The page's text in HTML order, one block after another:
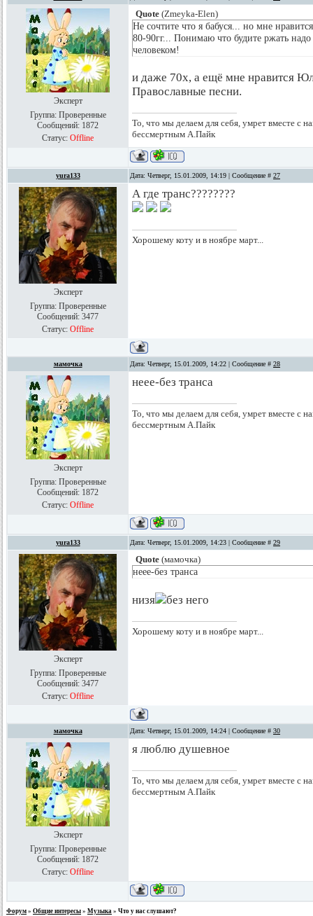
Эксперт
Группа: Проверенные
Сообщений: 1872
Статус: Offline
Quote (Zmeyka-Elen)
Не сочтите что я бабуся... но мне
80-90гг... Понимаю что будите ржать
человеком!
и даже 70х, а ещё мне нравится
Православные песни.
То, что мы делаем для себя, умрет вместе с
бессмертным А.Пайк
yura133 Дата: Четверг, 15.01.2009, 14:19 | Сообщение # 27
Эксперт
Группа: Проверенные
Сообщений: 3477
Статус: Offline
А где транс????????
Хорошему коту и в ноябре март...
мамочка Дата: Четверг, 15.01.2009, 14:22 | Сообщение # 28
Эксперт
Группа: Проверенные
Сообщений: 1872
Статус: Offline
неее-без транса
То, что мы делаем для себя, умрет вместе с
бессмертным А.Пайк
yura133 Дата: Четверг, 15.01.2009, 14:23 | Сообщение # 29
Эксперт
Группа: Проверенные
Сообщений: 3477
Статус: Offline
Quote (мамочка)
неее-без транса
низя без него
Хорошему коту и в ноябре март...
мамочка Дата: Четверг, 15.01.2009, 14:24 | Сообщение # 30
Эксперт
Группа: Проверенные
Сообщений: 1872
Статус: Offline
я люблю душевное
То, что мы делаем для себя, умрет вместе с
бессмертным А.Пайк
Форум » Общие интересы » Музыка » Что у нас слушают?